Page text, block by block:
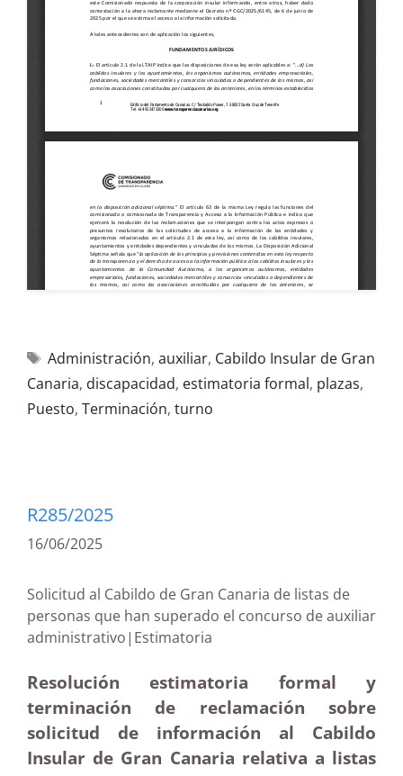
Administración, auxiliar, Cabildo Insular de Gran
Canaria, discapacidad, estimatoria formal, plazas,
Puesto, Terminación, turno
R285/2025
16/06/2025
Solicitud al Cabildo de Gran Canaria de listas de
personas que han superado el concurso de auxiliar
administrativo|Estimatoria
Resolución estimatoria formal y
terminación de reclamación sobre
solicitud de información al Cabildo
Insular de Gran Canaria relativa a listas